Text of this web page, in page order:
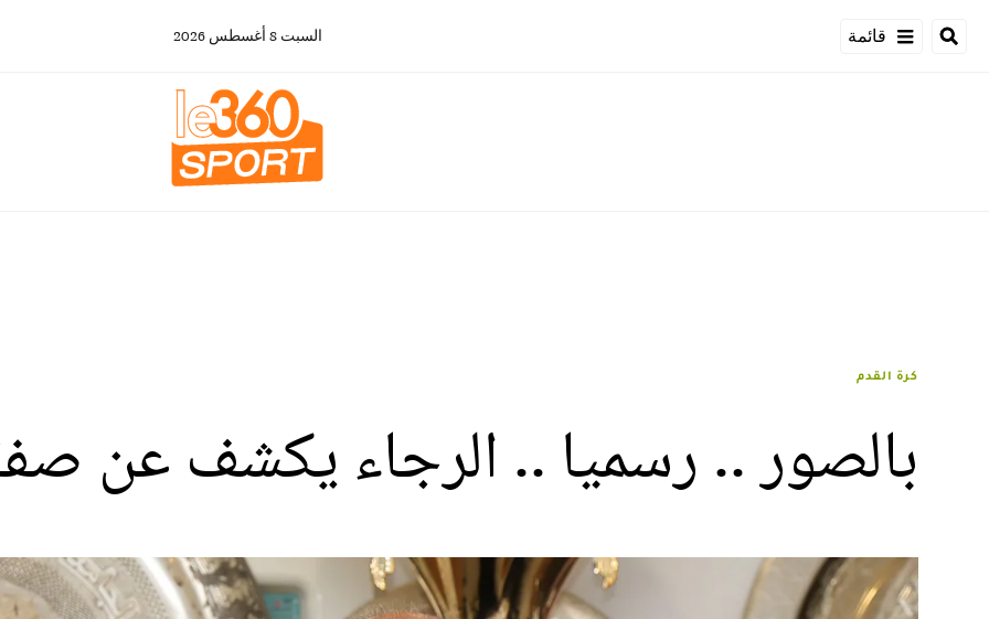
قائمة السبت 8 أغسطس 2026
كرة القدم
بالصور .. رسميا .. الرجاء يكشف عن